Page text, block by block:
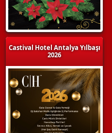
Castival Hotel Antalya Yılbaşı
2026